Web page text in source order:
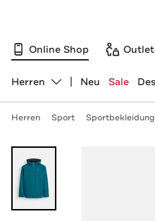
Online Shop
Abteilung ändern,
Herren Neu Sale
Herren Sport Sportbekleidung